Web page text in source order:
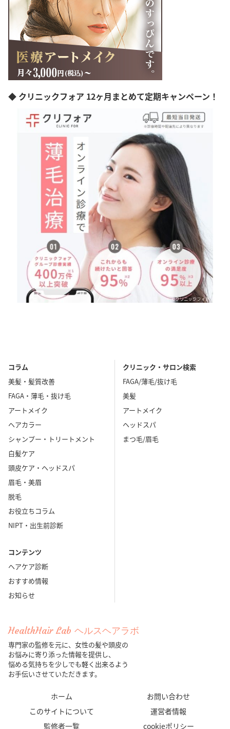
◆ クリニックフォア 12ヶ月まとめて定期キャンペーン！
コラム
美髪・髪質改善
FAGA・薄毛・抜け毛
アートメイク
ヘアカラー
シャンプー・トリートメント
白髪ケア
頭皮ケア・ヘッドスパ
眉毛・美眉
脱毛
お役立ちコラム
NIPT・出生前診断
コンテンツ
ヘアケア診断
おすすめ情報
お知らせ
クリニック・サロン検索
FAGA/薄毛/抜け毛
美髪
アートメイク
ヘッドスパ
まつ毛/眉毛
HealthHair Lab ヘルスヘアラボ
専門家の監修を元に、女性の髪や頭皮の
お悩みに寄り添った情報を提供し、
悩める気持ちを少しでも軽く出来るよう
お手伝いさせていただきます。
ホーム
お問い合わせ
このサイトについて
運営者情報
監修者一覧
cookieポリシー